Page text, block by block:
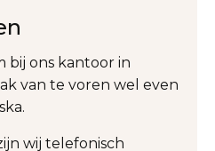
bij ons kantoor in
van te voren wel even
wij telefonisch